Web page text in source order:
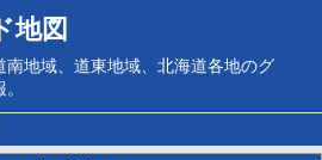
地図
南地域、道東地域、北海道各地のグ